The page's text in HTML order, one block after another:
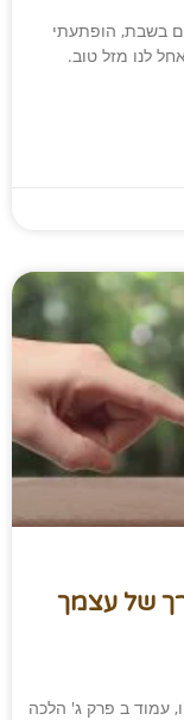
בשבת, הופתעתי
לנו מזל טוב.
של עצמך
עמוד ב פרק ג' הלכה